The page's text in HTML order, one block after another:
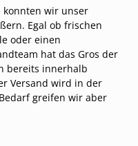
konnten wir unser
Egal ob frischen
oder einen
hat das Gros der
bereits innerhalb
Versand wird in der
greifen wir aber